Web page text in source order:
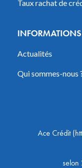
Taux rachat de
INFORMATIONS
Actualités
Qui sommes-nous
Ace Crédit(
selon